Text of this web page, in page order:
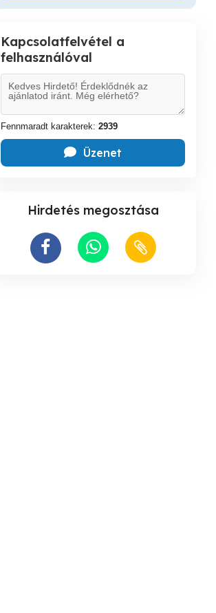
Kapcsolatfelvétel a
felhasználóval
Fennmaradt karakterek: 2939
Üzenet
Hirdetés megosztása